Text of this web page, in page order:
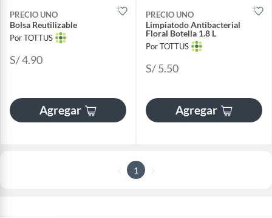
PRECIO UNO
Bolsa Reutilizable
Por TOTTUS
S/ 4.90
Agregar
PRECIO UNO
Limpiatodo Antibacterial
Floral Botella 1.8 L
Por TOTTUS
S/ 5.50
Agregar
1